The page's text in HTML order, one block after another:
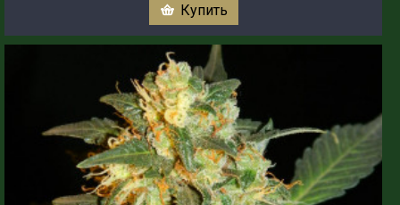
Купить